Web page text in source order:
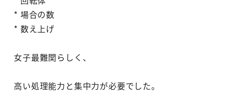
* 場合の数
* 数え上げ
女子最難関らしく、
高い処理能力と集中力が必要でした。